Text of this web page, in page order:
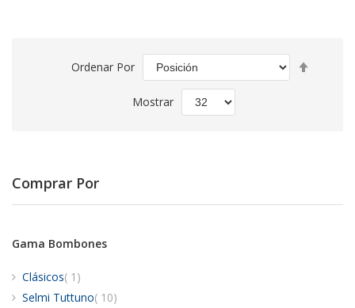
Ordenar Por
Mostrar
Comprar Por
Gama Bombones
Clásicos 1 artículo
Selmi Tuttuno 10artículos